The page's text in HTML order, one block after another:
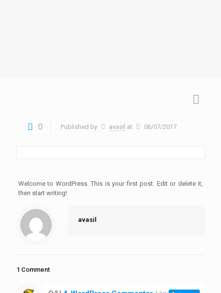
0 Published by avasil at 06/07/2017
Welcome to WordPress. This is your first post. Edit or delete it,
then start writing!
avasil
1 Comment